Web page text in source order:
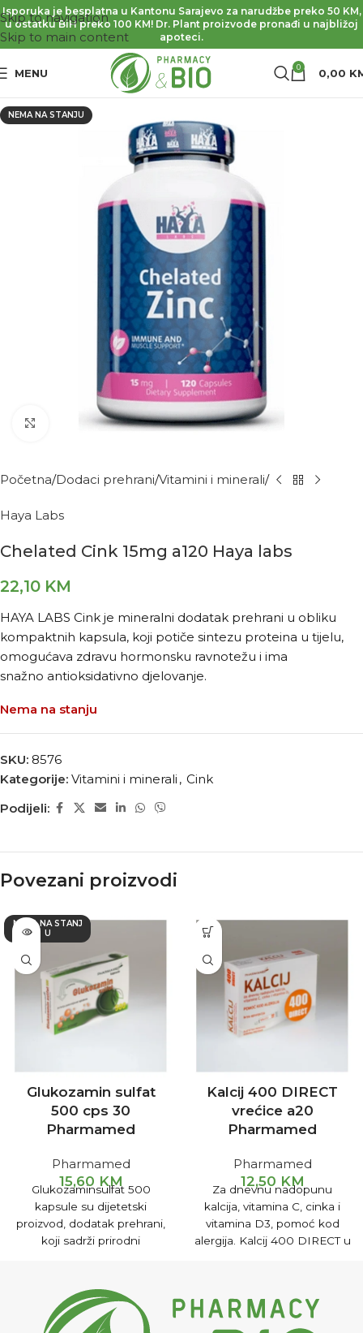
Skip to navigation
Skip to main content
Isporuka je besplatna u Kantonu Sarajevo za narudžbe preko 50 KM,
u ostatku BiH preko 100 KM! Dr. Plant proizvode pronađi u najbližoj
apoteci.
MENU 0 0,00
NEMA NA STANJU
Kliknite za povećanje
Početna Dodaci prehrani Vitamini i minerali
Haya Labs
Chelated Cink 15mg a120 Haya labs
22,10 KM
HAYA LABS Cink je mineralni dodatak prehrani u obliku
kompaktnih kapsula, koji potiče sintezu proteina u tijelu,
omogućava zdravu hormonsku ravnotežu i ima
snažno antioksidativno djelovanje.
Nema na stanju
SKU: 8576
Kategorije: Vitamini i minerali , Cink
Podijeli:
Povezani proizvodi
NEMA NA STANJ
U
Glukozamin sulfat
500 cps 30
Pharmamed
Pharmamed
15,60 KM
Glukozaminsulfat 500
kapsule su dijetetski
proizvod, dodatak prehrani,
koji sadrži prirodni
regeneracija hrskavice i
doprinosi boljoj pokretljivosti
zglobova.
Kalcij 400 DIRECT
vrećice a20
Pharmamed
Pharmamed
12,50 KM
Za dnevnu nadopunu
kalcija, vitamina C, cinka i
vitamina D3, pomoć kod
alergija. Kalcij 400 DIRECT u
prehrani namijenjen za
prevenciju i ublažavanje